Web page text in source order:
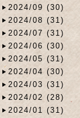
2024/09 (30)
2024/08 (31)
2024/07 (31)
2024/06 (30)
2024/05 (31)
2024/04 (30)
2024/03 (31)
2024/02 (28)
2024/01 (31)